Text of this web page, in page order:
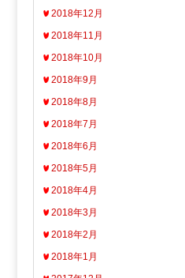
2018年12月
2018年11月
2018年10月
2018年9月
2018年8月
2018年7月
2018年6月
2018年5月
2018年4月
2018年3月
2018年2月
2018年1月